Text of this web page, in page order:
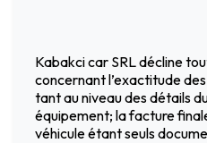
Kabakci car SRL décline
concernant l’exactitude
tant au niveau des détails
équipement; la facture
véhicule étant seuls